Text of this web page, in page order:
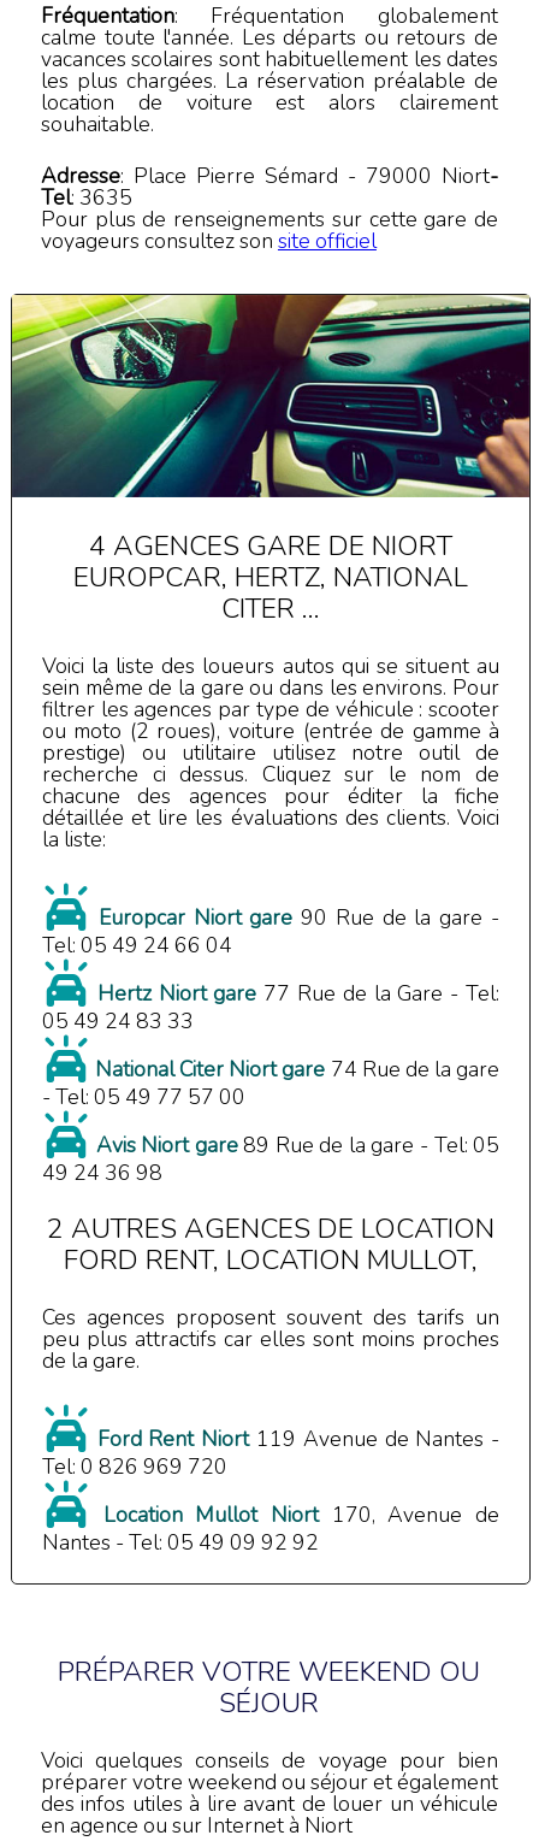
Fréquentation: Fréquentation globalement
calme toute l'année. Les départs ou retours de
vacances scolaires sont habituellement les dates
les plus chargées. La réservation préalable de
location de voiture est alors clairement
souhaitable.
Adresse: Place Pierre Sémard - 79000 Niort-
Tel: 3635
Pour plus de renseignements sur cette gare de
voyageurs consultez son site officiel
4 AGENCES GARE DE NIORT
EUROPCAR, HERTZ, NATIONAL
CITER ...
Voici la liste des loueurs autos qui se situent au
sein même de la gare ou dans les environs. Pour
filtrer les agences par type de véhicule : scooter
ou moto (2 roues), voiture (entrée de gamme à
prestige) ou utilitaire utilisez notre outil de
recherche ci dessus. Cliquez sur le nom de
chacune des agences pour éditer la fiche
détaillée et lire les évaluations des clients. Voici
la liste:
Europcar Niort gare 90 Rue de la gare -
Tel: 05 49 24 66 04
Hertz Niort gare 77 Rue de la Gare - Tel:
05 49 24 83 33
National Citer Niort gare 74 Rue de la gare
- Tel: 05 49 77 57 00
Avis Niort gare89 Rue de la gare - Tel:05
49 24 36 98
2 AUTRES AGENCES DE LOCATION
FORD RENT, LOCATION MULLOT,
Ces agences proposent souvent des tarifs un
peu plus attractifs car elles sont moins proches
de la gare.
Ford Rent Niort119 Avenue de Nantes -
Tel: 0 826 969 720
Location Mullot Niort170, Avenue de
Nantes - Tel: 05 49 09 92 92
PRÉPARER VOTRE WEEKEND OU
SÉJOUR
Voici quelques conseils de voyage pour bien
préparer votre weekend ou séjour et également
des infos utiles à lire avant de louer un véhicule
en agence ou sur Internet à Niort